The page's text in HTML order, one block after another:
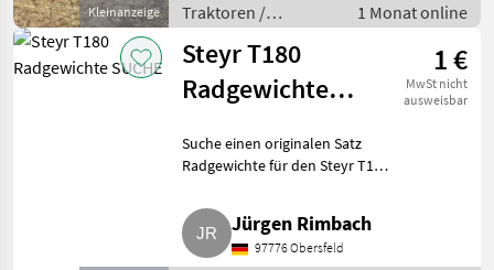
Kleinanzeige
Traktoren /
Standard Traktoren
1 Monat online
Steyr T180
Radgewichte
1 €
MwSt nicht
ausweisbar
Suche einen originalen Satz
Radgewichte für den Steyr T180
bitte mit Bild, Standort und
Preisvorstellung. Danke.
Traktoren Standard Traktor
Jürgen Rimbach
97776 Obersfeld